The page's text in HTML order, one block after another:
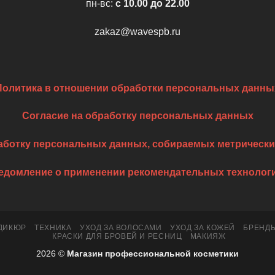
пн-вс: c 10.00 до 22.00
zakaz@wavespb.ru
в отношении обработки персональных
Согласие на обработку персональных данных
персональных данных, собираемых
о применении рекомендательных
ТЕХНИКА УХОД ЗА ВОЛОСАМИ УХОД ЗА КОЖЕЙ
КРАСКИ ДЛЯ БРОВЕЙ И РЕСНИЦ
МАКИЯЖ
2026 © Магазин профессиональной косметики